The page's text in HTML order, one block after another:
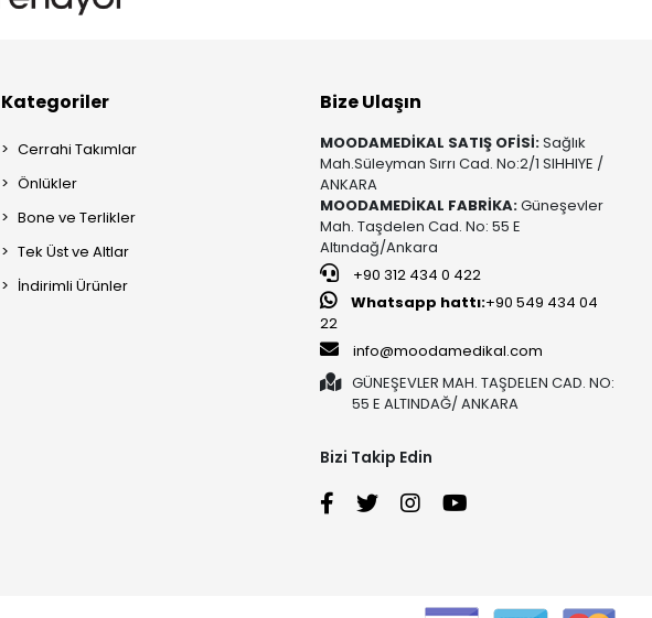
Kategoriler
Cerrahi Takımlar
Önlükler
Bone ve Terlikler
Tek Üst ve Altlar
İndirimli Ürünler
Bize Ulaşın
MOODAMEDİKAL SATIŞ OFİSİ:Sağlık
Mah.Süleyman Sırrı Cad. No:2/1 SIHHIYE /
ANKARA
MOODAMEDİKAL FABRİKA:Güneşevler
Mah. Taşdelen Cad. No: 55 E
Altındağ/Ankara
+90 312 434 0 422
Whatsapp hattı:+90 549 434 04
22
info@moodamedikal.com
GÜNEŞEVLER MAH. TAŞDELEN CAD. NO:
55 E ALTINDAĞ/ ANKARA
Bizi Takip Edin